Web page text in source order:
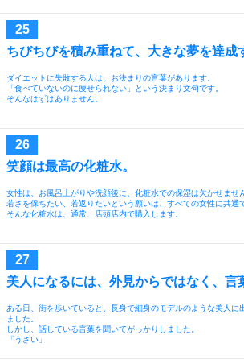
ちびちびを積み重ねて、大きな夢を達成
ダイエットに失敗する人は、お決まりの言葉があります。
「食べていないのに痩せられない」という決まり文句です。
そんなはずはありません。
笑顔は最高の化粧水。
女性は、お風呂上がりや洗顔後に、化粧水での保湿は欠かせませ
若さを保ちたい、若返りたいという願いは、すべての女性に共通
そんな化粧水は、通常、店頭店内で購入します。
美人になるには、外見からではなく、言
ある日、街を歩いていると、長身で細身のモデルのような美人に
ました。
しかし、話している言葉を聞いてがっかりしました。
「うざい」